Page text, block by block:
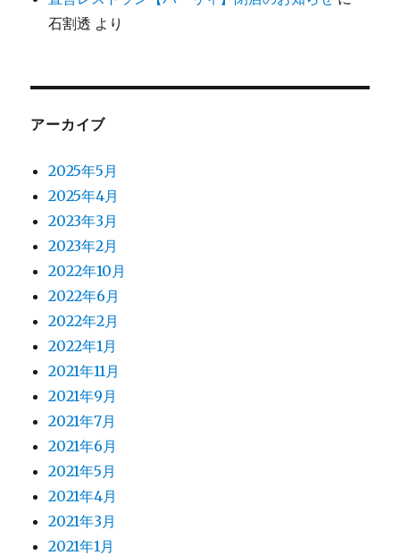
石割透 より
アーカイブ
2025年5月
2025年4月
2023年3月
2023年2月
2022年10月
2022年6月
2022年2月
2022年1月
2021年11月
2021年9月
2021年7月
2021年6月
2021年5月
2021年4月
2021年3月
2021年1月